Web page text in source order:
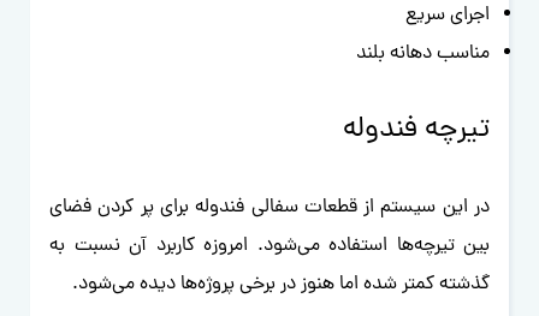
اجرای سریع
مناسب دهانه بلند
تیرچه فندوله
در این سیستم از قطعات سفالی فندوله برای پر کردن فضای
بین تیرچه‌ها استفاده می‌شود. امروزه کاربرد آن نسبت به
گذشته کمتر شده اما هنوز در برخی پروژه‌ها دیده می‌شود.